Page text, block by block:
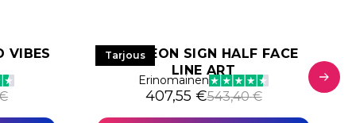
VIBES
oli: 306,44 €.
229,83 €.
Tarjous
LED NEON SIGN HALF FACE
LINE ART
Erinomainen
543,40€
Alkuperäinen hinta oli:
407,55 €
Nykyinen hinta on: 407,55 €.